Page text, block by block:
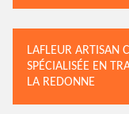
LAFLEUR ARTISAN
SPÉCIALISÉE EN
LA REDONNE